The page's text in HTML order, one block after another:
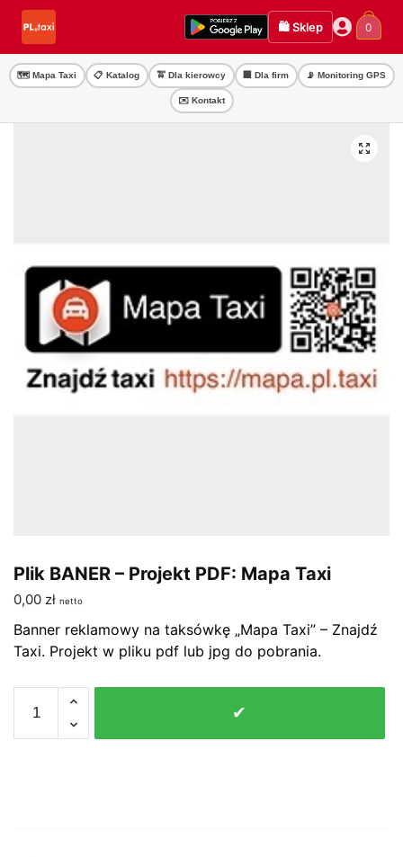
Przejdź
nawigacji
Przejdź
treści
🛍️ Sklep 0
🗺️ Mapa Taxi 📋 Katalog 🚖 Dla kierowcy 🏢 Dla firm 📡 Monitoring GPS
✉️ Kontakt
🔍
Plik BANER – Projekt PDF: Mapa Taxi
0,00 zł netto
Banner reklamowy na taksówkę „Mapa Taxi” – Znajdź
Taxi. Projekt w pliku pdf lub jpg do pobrania.
Plik
BANER
✔